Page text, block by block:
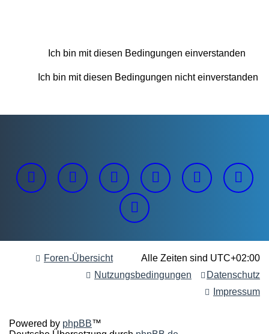
Foren-Übersicht Alle Zeiten sind UTC+02:00
Datenschutz
Nutzungsbedingungen
Impressum
Powered by phpBB™